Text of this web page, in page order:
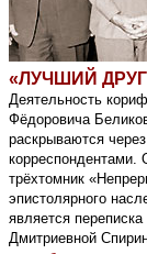
«ЛУЧШИЙ
Деятельность
Фёдоровича
раскрываются
корреспондентами.
трёхтомник
эпистолярного
является
Дмитриевной